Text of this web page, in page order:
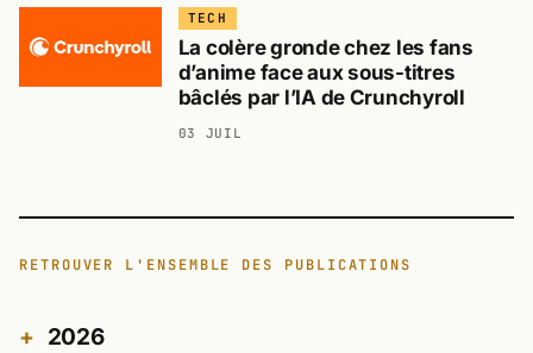
TECH
La colère gronde chez les fans
d’anime face aux sous-titres
bâclés par l’IA de Crunchyroll
03 JUIL
RETROUVER L'ENSEMBLE DES PUBLICATIONS
2026